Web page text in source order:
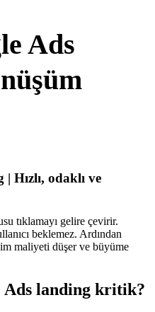
Ads
Hızlı, odaklı ve
tıklamayı gelire çevirir.
beklemez. Ardından
maliyeti düşer ve büyüme
Ads landing kritik?